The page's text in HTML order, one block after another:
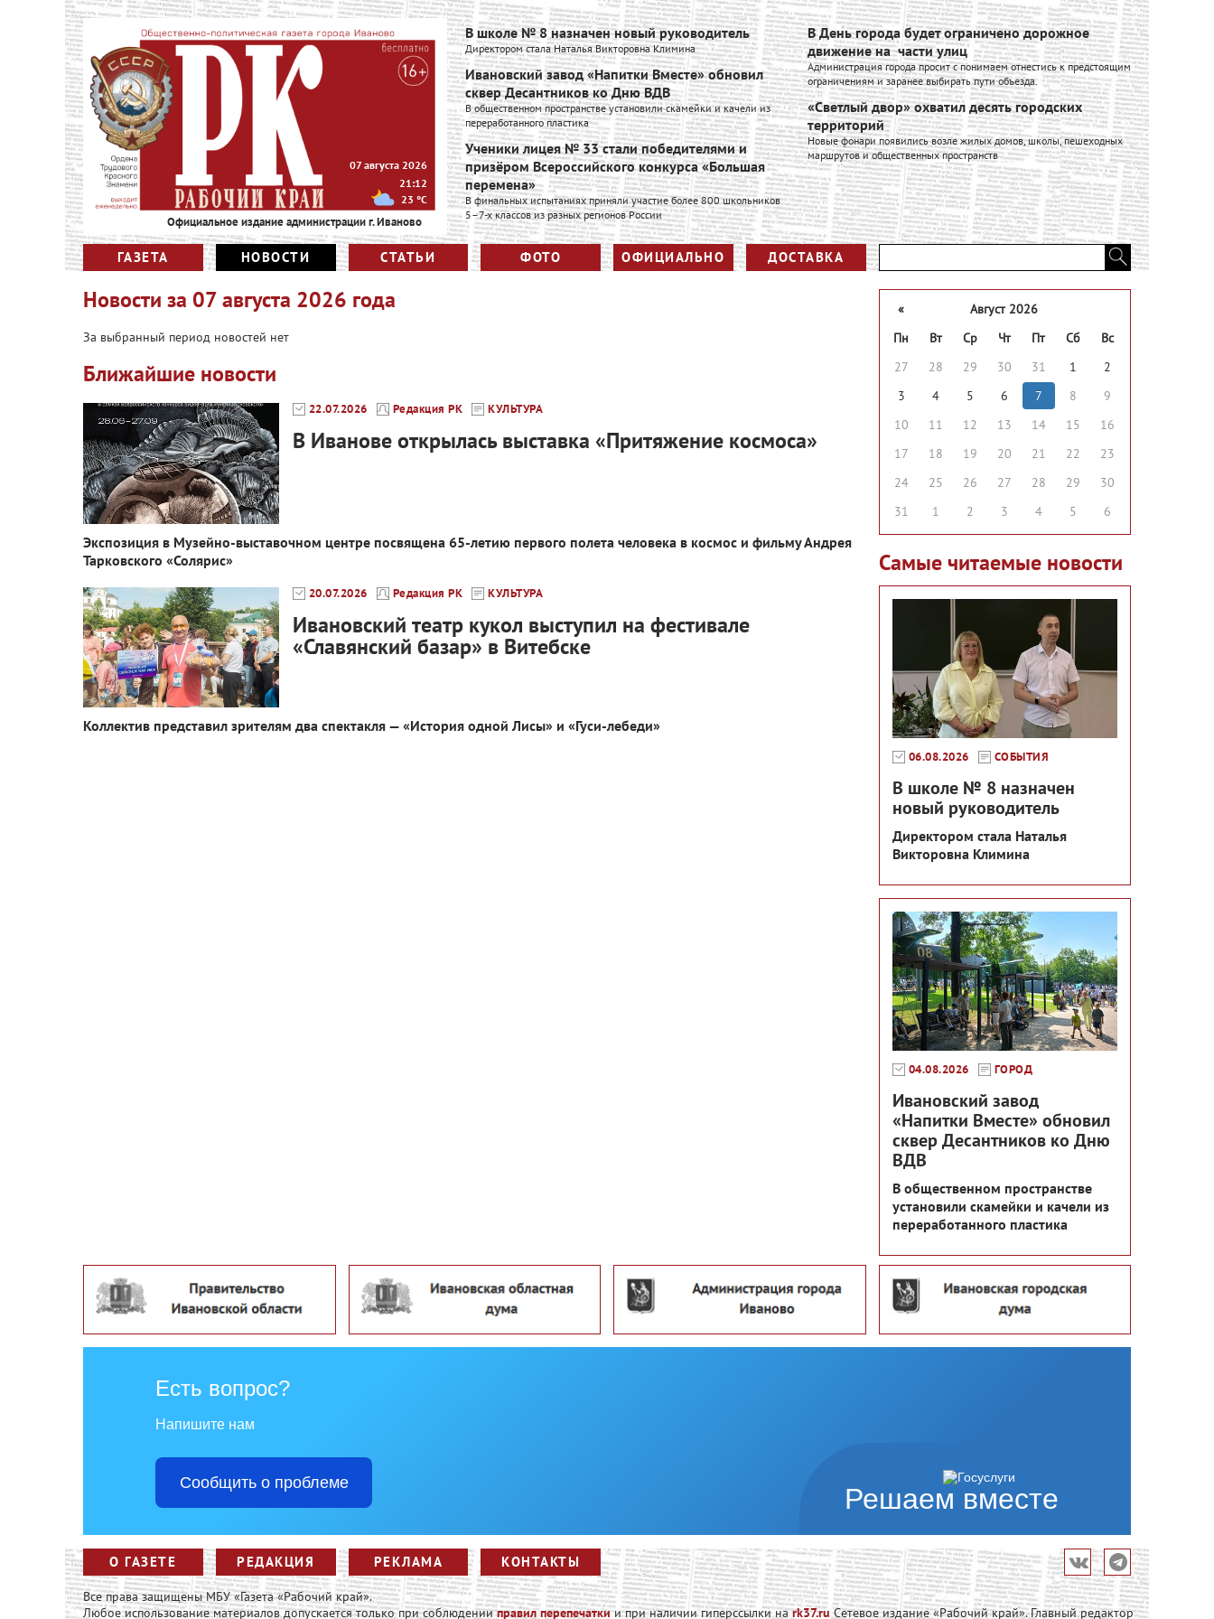
Официальное издание администрации г. Иваново
07 августа 2026
21:12
23 °C
В школе № 8 назначен новый руководитель
Директором стала Наталья Викторовна Климина
Ивановский завод «Напитки Вместе» обновил
сквер Десантников ко Дню ВДВ
В общественном пространстве установили скамейки и качели из
переработанного пластика
Ученики лицея № 33 стали победителями и
призёром Всероссийского конкурса «Большая
перемена»
В финальных испытаниях приняли участие более 800 школьников
5–7-х классов из разных регионов России
В День города будет ограничено дорожное
движение на части улиц
Администрация города просит с понимаем отнестись к предстоящим
ограничениям и заранее выбирать пути объезда.
«Светлый двор» охватил десять городских
территорий
Новые фонари появились возле жилых домов, школы, пешеходных
маршрутов и общественных пространств
ГАЗЕТА НОВОСТИ СТАТЬИ ФОТО ОФИЦИАЛЬНО ДОСТАВКА
Новости за 07 августа 2026 года
За выбранный период новостей нет
Ближайшие новости
22.07.2026 Редакция РК КУЛЬТУРА
В Иванове открылась выставка «Притяжение космоса»
Экспозиция в Музейно-выставочном центре посвящена 65-летию первого полета человека в космос и фильму Андрея
Тарковского «Солярис»
20.07.2026 Редакция РК КУЛЬТУРА
Ивановский театр кукол выступил на фестивале
«Славянский базар» в Витебске
Коллектив представил зрителям два спектакля — «История одной Лисы» и «Гуси-лебеди»
«
Август 2026
Пн
Вт Ср Чт Пт Сб
Вс
27
28 29 30 31 1
2
3
4 5 6 7 8
9
10
11 12 13 14 15
16
17
18 19 20 21 22
23
24
25 26 27 28 29
30
31
1 2 3 4 5 6
Самые читаемые новости
06.08.2026 СОБЫТИЯ
В школе № 8 назначен
новый руководитель
Директором стала Наталья
Викторовна Климина
04.08.2026 ГОРОД
Ивановский завод
«Напитки Вместе» обновил
сквер Десантников ко Дню
ВДВ
В общественном пространстве
установили скамейки и качели из
переработанного пластика
Решаем вместе
Есть вопрос?
Напишите нам
Сообщить о проблеме
О ГАЗЕТЕ РЕДАКЦИЯ РЕКЛАМА КОНТАКТЫ
Все права защищены МБУ «Газета «Рабочий край».
Любое использование материалов допускается только при соблюденииправил перепечаткии при наличии гиперссылки наrk37.ru Сетевое издание «Рабочий край». Главный редактор